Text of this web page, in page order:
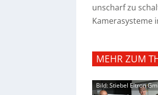
unscharf zu
Kamerasysteme
MEHR ZUM
Bild: Stiebel Eltron